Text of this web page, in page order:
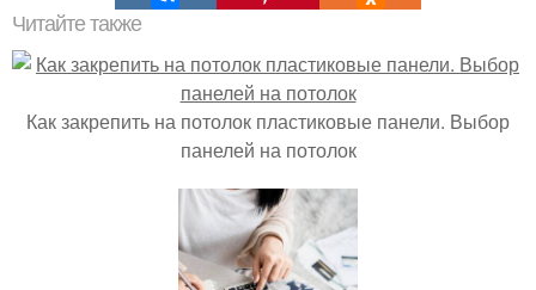
Читайте также
Как закрепить на потолок пластиковые панели. Выбор
панелей на потолок